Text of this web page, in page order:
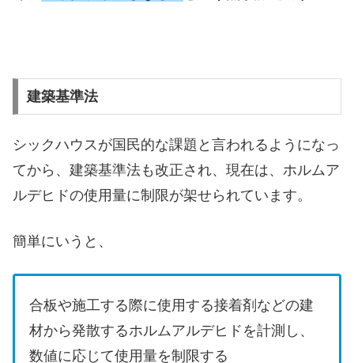
建築基準法
シックハウスが国民的な課題と言われるようになっ
てから、建築基準法も改正され、現在は、ホルムア
ルデヒドの使用量に制限が架せられています。
簡単にいうと、
合板や施工する際に使用する接着剤などの建
材から発散するホルムアルデヒドを計測し、
数値に応じて使用量を制限する